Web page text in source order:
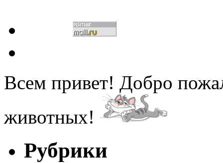
Всем привет! Добро
животных!
Рубрики